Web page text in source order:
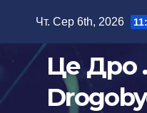
Чт. Сер 6th, 2026
Це Дро